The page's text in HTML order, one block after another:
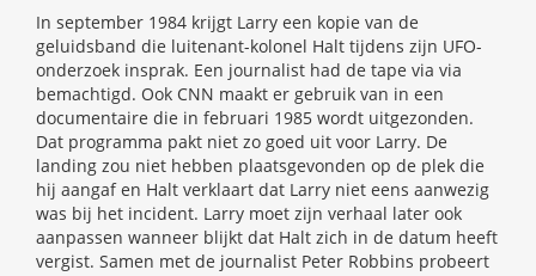
In september 1984 krijgt Larry een kopie van de
geluidsband die luitenant-kolonel Halt tijdens zijn UFO-
onderzoek insprak. Een journalist had de tape via via
bemachtigd. Ook CNN maakt er gebruik van in een
documentaire die in februari 1985 wordt uitgezonden.
Dat programma pakt niet zo goed uit voor Larry. De
landing zou niet hebben plaatsgevonden op de plek die
hij aangaf en Halt verklaart dat Larry niet eens aanwezig
was bij het incident. Larry moet zijn verhaal later ook
aanpassen wanneer blijkt dat Halt zich in de datum heeft
vergist. Samen met de journalist Peter Robbins probeert